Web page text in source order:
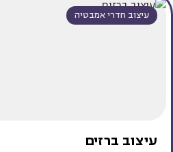
עיצוב חדרי אמבטיה
עיצוב ברזים